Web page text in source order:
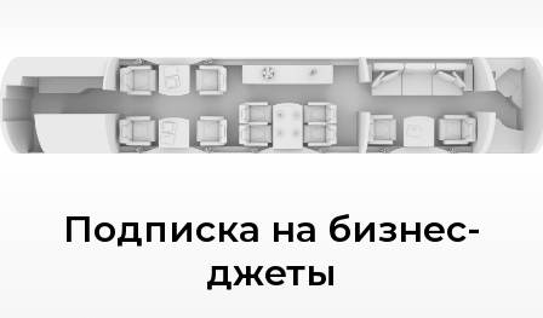
Подписка на бизнес-
джеты